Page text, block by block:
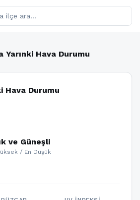
Yarınki Hava Durumu
Hava Durumu
ve Güneşli
/ En Düşük